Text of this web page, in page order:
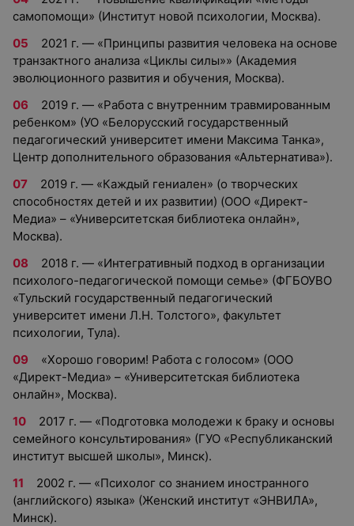
самопомощи» (Институт новой психологии, Москва).
2021 г. — «Принципы развития человека на основе
транзактного анализа «Циклы силы»» (Академия
эволюционного развития и обучения, Москва).
2019 г. — «Работа с внутренним травмированным
ребенком» (УО «Белорусский государственный
педагогический университет имени Максима Танка»,
Центр дополнительного образования «Альтернатива»).
2019 г. — «Каждый гениален» (о творческих
способностях детей и их развитии) (ООО «Директ-
Медиа» – «Университетская библиотека онлайн»,
Москва).
2018 г. — «Интегративный подход в организации
психолого-педагогической помощи семье» (ФГБОУВО
«Тульский государственный педагогический
университет имени Л.Н. Толстого», факультет
психологии, Тула).
«Хорошо говорим! Работа с голосом» (ООО
«Директ-Медиа» – «Университетская библиотека
онлайн», Москва).
2017 г. — «Подготовка молодежи к браку и основы
семейного консультирования» (ГУО «Республиканский
институт высшей школы», Минск).
2002 г. — «Психолог со знанием иностранного
(английского) языка» (Женский институт «ЭНВИЛА»,
Минск).